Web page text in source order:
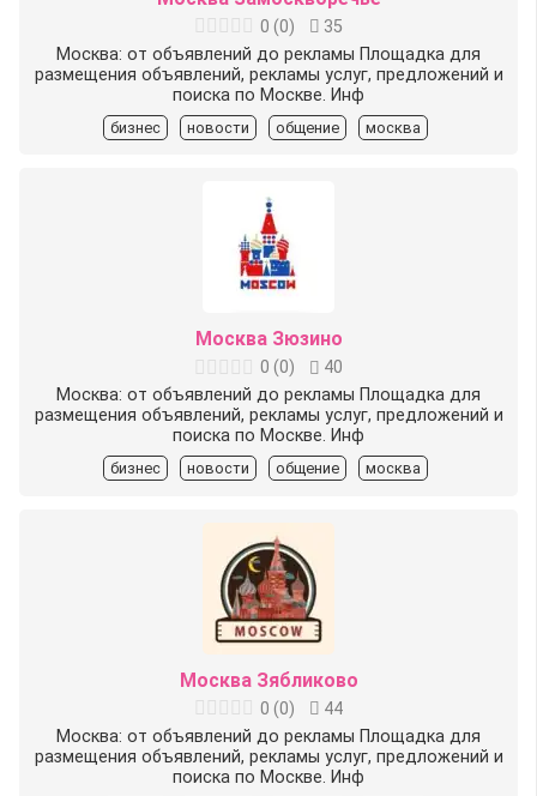
0 (0)
35
Москва: от объявлений до рекламы Площадка для
размещения объявлений, рекламы услуг, предложений и
поиска по Москве. Инф
бизнес новости общение москва
Москва Зюзино
0 (0)
40
Москва: от объявлений до рекламы Площадка для
размещения объявлений, рекламы услуг, предложений и
поиска по Москве. Инф
бизнес новости общение москва
Москва Зябликово
0 (0)
44
Москва: от объявлений до рекламы Площадка для
размещения объявлений, рекламы услуг, предложений и
поиска по Москве. Инф